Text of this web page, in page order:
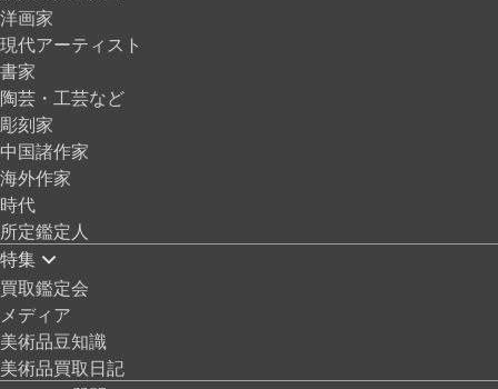
洋画家
現代アーティスト
書家
陶芸・工芸など
彫刻家
中国諸作家
海外作家
時代
所定鑑定人
特集
買取鑑定会
メディア
美術品豆知識
美術品買取日記